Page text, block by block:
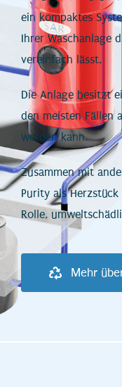
ein kompaktes
Ihrer Waschanlage
vereinfach lässt.
Die Anlage besitzt
den meisten Fällen
werden kann.
Zusammen mit
Purity als
Rolle,
Mehr